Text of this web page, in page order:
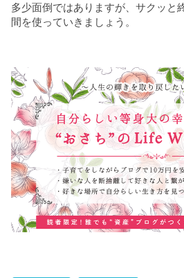
多少面倒ではありますが、サクッと
間を使っていきましょう。